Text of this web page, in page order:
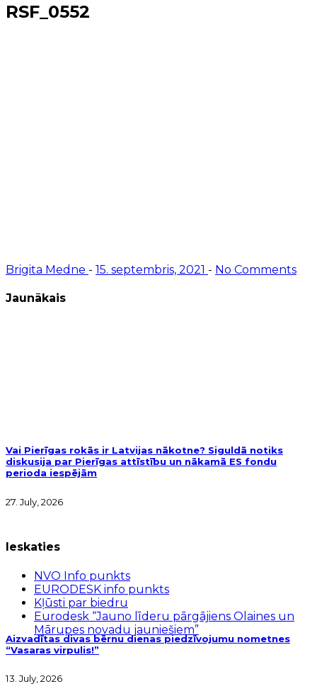
RSF_0552
Brigita Medne - 15. septembris, 2021 - No Comments
Jaunākais
Vai Pierīgas rokās ir Latvijas nākotne? Siguldā notiks
diskusija par Pierīgas attīstību un nākamā ES fondu
perioda iespējām
27. July, 2026
Aizvadītas divas bērnu dienas piedzīvojumu nometnes
“Vasaras virpulis!”
13. July, 2026
Ieskaties
NVO Info punkts
EURODESK info punkts
Kļūsti par biedru
Eurodesk “Jauno līderu pārgājiens Olaines un
Mārupes novadu jauniešiem”